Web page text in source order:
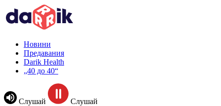
Новини
Предавания
Darik Health
„40 до 40“
Слушай Слушай